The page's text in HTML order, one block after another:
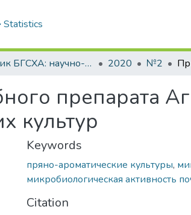
Statistics
Вестник БГСХА: научно-методический журнал Белорусской государственной сельскохозяйственной академии 2020 №2
препарата
культур
Keywords
пряно-ароматические культуры,
микробиологическая активность
Citation